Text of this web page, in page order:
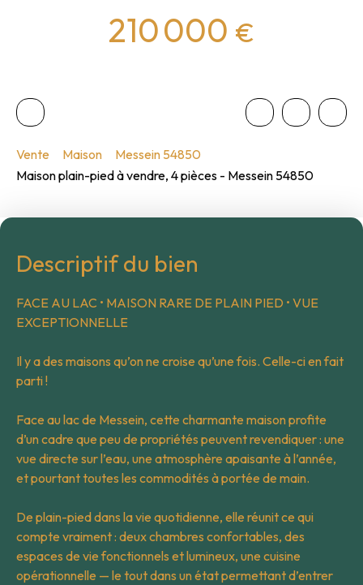
210 000 €
Vente Maison
Messein 54850
Maison plain-pied à vendre, 4 pièces - Messein 54850
Descriptif du bien
FACE AU LAC • MAISON RARE DE PLAIN PIED • VUE
EXCEPTIONNELLE
Il y a des maisons qu’on ne croise qu’une fois. Celle-ci en fait
parti !
Face au lac de Messein, cette charmante maison profite
d’un cadre que peu de propriétés peuvent revendiquer : une
vue directe sur l’eau, une atmosphère apaisante à l’année,
et pourtant toutes les commodités à portée de main.
De plain-pied dans la vie quotidienne, elle réunit ce qui
compte vraiment : deux chambres confortables, des
espaces de vie fonctionnels et lumineux, une cuisine
opérationnelle — le tout dans un état permettant d’entrer